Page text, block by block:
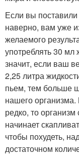
Если вы поставили
наверно, вам уже
желаемого
употреблять 30 мл
значит, если ваш
2,25 литра
пьем, тем больше
нашего организма.
редко, то
начинает
чтобы похудеть,
достаточном